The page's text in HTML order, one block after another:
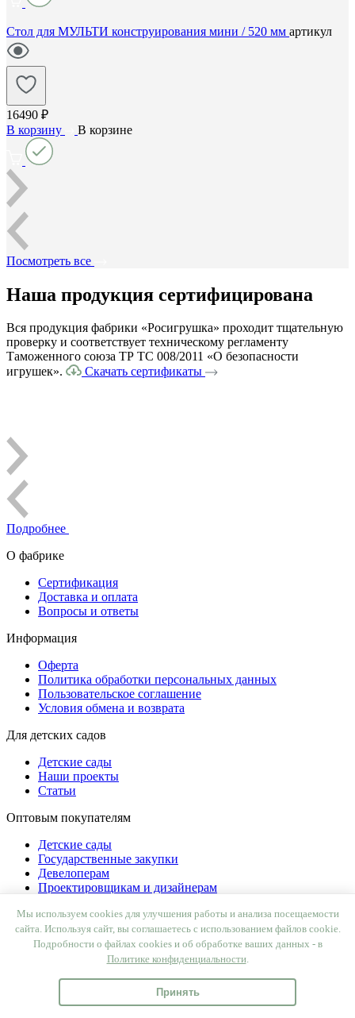
Стол для МУЛЬТИ конструирования мини / 520 мм артикул
16490 ₽
В корзину
В корзине
Посмотреть все
Наша продукция сертифицирована
Вся продукция фабрики «Росигрушка» проходит тщательную
проверку и соответствует техническому регламенту
Таможенного союза ТР ТС 008/2011 «О безопасности
игрушек».
Скачать сертификаты
Подробнее
О фабрике
Сертификация
Доставка и оплата
Вопросы и ответы
Информация
Оферта
Политика обработки персональных данных
Пользовательское соглашение
Условия обмена и возврата
Для детских садов
Детские сады
Наши проекты
Статьи
Оптовым покупателям
Детские сады
Государственные закупки
Девелоперам
Проектировщикам и дизайнерам
Производство под СТМ
Наши контакты
Мы используем cookies для улучшения работы и анализа посещаемости
сайта. Используя сайт, вы соглашаетесь с использованием файлов cookie.
Подробности о файлах cookies и об обработке ваших данных - в
Политике конфиденциальности.
Принять